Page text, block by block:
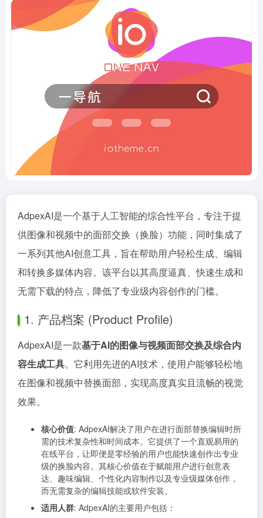
AdpexAI是一个基于人工智能的综合性平台，专注于提
供图像和视频中的面部交换（换脸）功能，同时集成了
一系列其他AI创意工具，旨在帮助用户轻松生成、编辑
和转换多媒体内容。该平台以其高度逼真、快速生成和
无需下载的特点，降低了专业级内容创作的门槛。
1. 产品档案 (Product Profile)
AdpexAI是一款基于AI的图像与视频面部交换及综合内
容生成工具。它利用先进的AI技术，使用户能够轻松地
在图像和视频中替换面部，实现高度真实且流畅的视觉
效果。
核心价值: AdpexAI解决了用户在进行面部替换编辑时所
需的技术复杂性和时间成本。它提供了一个直观易用的
在线平台，让即便是零经验的用户也能快速创作出专业
级的换脸内容。其核心价值在于赋能用户进行创意表
达、趣味编辑、个性化内容制作以及专业级媒体创作，
而无需复杂的编辑技能或软件安装。
适用人群: AdpexAI的主要用户包括：